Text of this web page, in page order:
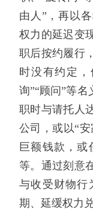
由人”，再以
权力的延迟变
职后按约履行
时没有约定
询”“顾问”等
职时与请托人
公司，或以“
巨额钱款，
等。通过刻意
与收受财物行
期、延缓权力